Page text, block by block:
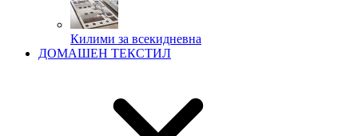
Килими за всекидневна
ДОМАШЕН ТЕКСТИЛ